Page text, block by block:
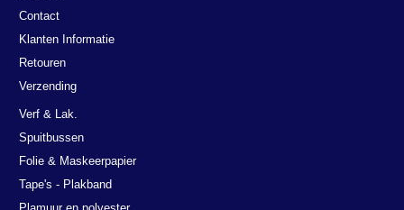
Contact
Klanten Informatie
Retouren
Verzending
Verf & Lak.
Spuitbussen
Folie & Maskeerpapier
Tape's - Plakband